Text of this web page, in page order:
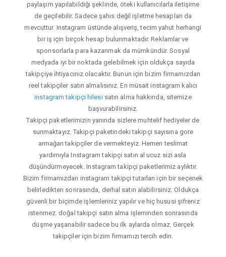
paylaşım yapılabildiği şeklinde, öteki kullanıcılarla iletişime
de geçilebilir. Sadece şahıs değil işletme hesapları da
mevcuttur. Instagram üstünde alışveriş, tecim yahut herhangi
bir iş için birçok hesap bulunmaktadır. Reklamlar ve
sponsorlarla para kazanmak da mümkündür. Sosyal
medyada iyi bir noktada gelebilmek için oldukça sayıda
takipçiye ihtiyacınız olacaktır. Bunun için bizim firmamızdan
reel takipçiler satın almalısınız. En müsait instagram kalıcı
instagram takipçi hilesisatın alma hakkında, sitemize
başvurabilirsiniz.
Takipçi paketlerimizin yanında sizlere muhtelif hediyeler de
sunmaktayız. Takipçi paketindeki takipçi sayısına gore
armağan takipçiler de vermekteyiz. Hemen teslimat
yardımıyla Instagram takipçi satın al ucuz sizi asla
düşündürmeyecek. Instagram takipçi paketlerimiz aylıktır.
Bizim firmamızdan instagram takipçi tutarları için bir seçenek
belirledikten sonrasında, derhal satın alabilirsiniz. Oldukça
güvenli bir biçimde işlemleriniz yapılır ve hiç hususi şifreniz
istenmez. doğal takipçi satın alma işleminden sonrasında
düşme yaşanabilir sadece bu ilk aylarda olmaz. Gerçek
takipçiler için bizim firmamızı tercih edin.